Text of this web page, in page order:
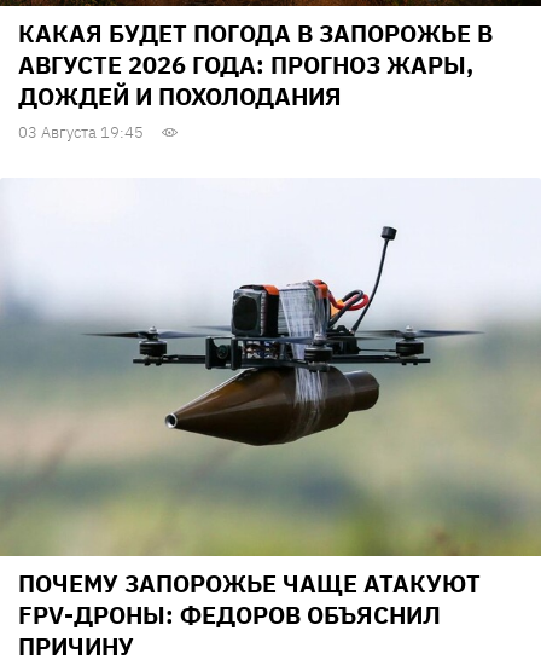
КАКАЯ БУДЕТ ПОГОДА В ЗАПОРОЖЬЕ В
АВГУСТЕ 2026 ГОДА: ПРОГНОЗ ЖАРЫ,
ДОЖДЕЙ И ПОХОЛОДАНИЯ
03 Августа 19:45
ПОЧЕМУ ЗАПОРОЖЬЕ ЧАЩЕ АТАКУЮТ
FPV-ДРОНЫ: ФЕДОРОВ ОБЪЯСНИЛ
ПРИЧИНУ